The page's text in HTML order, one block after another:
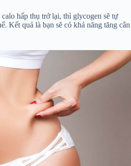
hấp thụ trở lại, thì glycogen sẽ tự
Kết quả là bạn sẽ có khả năng tăng cân